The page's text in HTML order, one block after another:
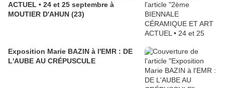
ACTUEL • 24 et 25 septembre à
MOUTIER D'AHUN (23)
Exposition Marie BAZIN à l'EMR : DE
L'AUBE AU CRÉPUSCULE